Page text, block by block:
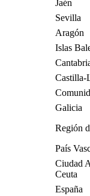
Jaén
Sevilla
Aragón
Islas
Castilla-
Galicia
Región
País
Ciudad
Ceuta
España